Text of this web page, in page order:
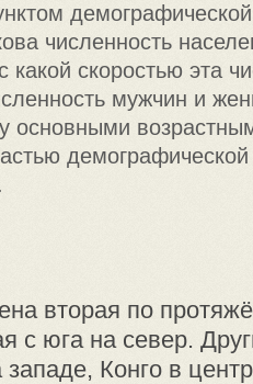
численность
скоростью эта
мужчин и
основными
демографической
вторая по
с юга на север.
Конго в